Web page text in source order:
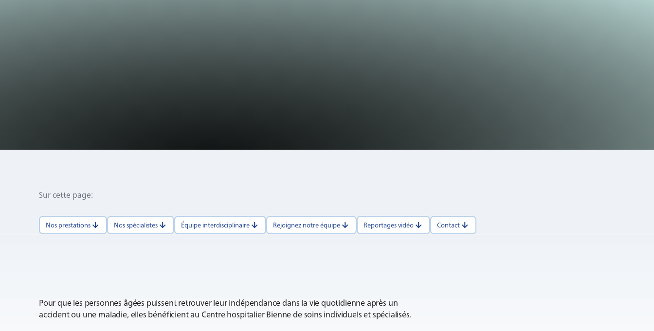
Sur cette page:
Nos prestations Nos spécialistes Équipe interdisciplinaire Rejoignez notre équipe Reportages vidéo Contact
Pour que les personnes âgées puissent retrouver leur indépendance dans la vie quotidienne après un
accident ou une maladie, elles bénéficient au Centre hospitalier Bienne de soins individuels et spécialisés.